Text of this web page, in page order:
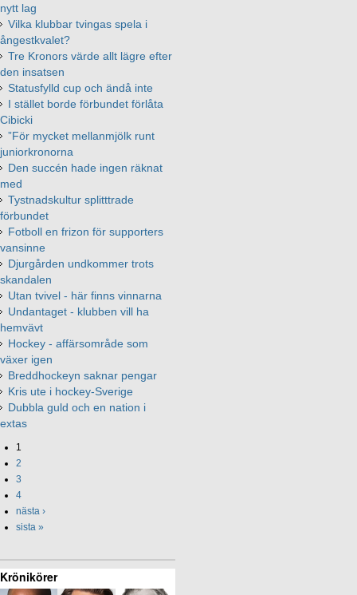
nytt lag
Vilka klubbar tvingas spela i
ångestkvalet?
Tre Kronors värde allt lägre efter
den insatsen
Statusfylld cup och ändå inte
I stället borde förbundet förlåta
Cibicki
”För mycket mellanmjölk runt
juniorkronorna
Den succén hade ingen räknat
med
Tystnadskultur splitttrade
förbundet
Fotboll en frizon för supporters
vansinne
Djurgården undkommer trots
skandalen
Utan tvivel - här finns vinnarna
Undantaget - klubben vill ha
hemvävt
Hockey - affärsområde som
växer igen
Breddhockeyn saknar pengar
Kris ute i hockey-Sverige
Dubbla guld och en nation i
extas
1
2
3
4
nästa ›
sista »
Krönikörer